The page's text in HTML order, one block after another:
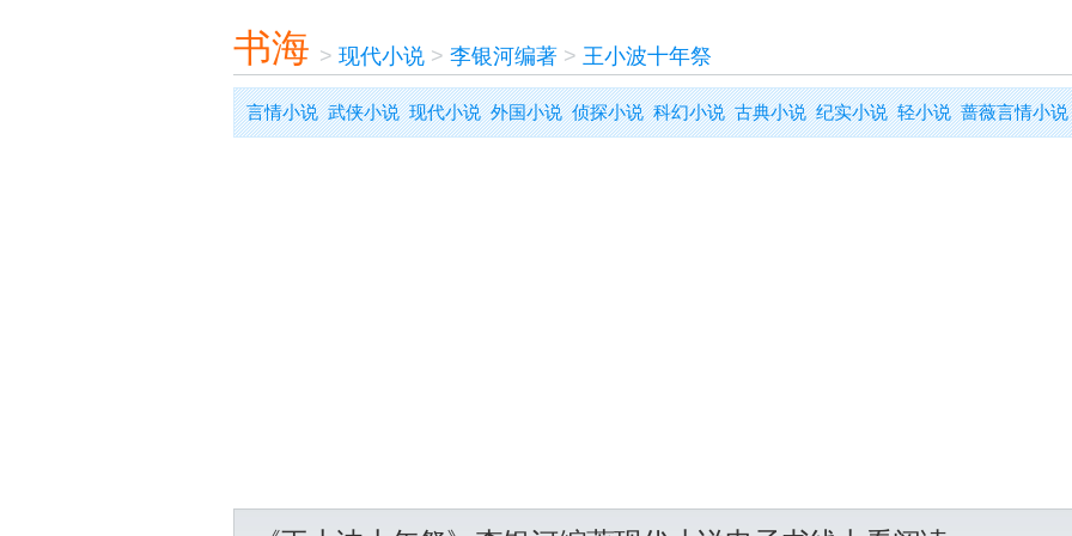
书海 > 现代小说> 李银河编著> 王小波十年祭
言情小说 武侠小说 现代小说 外国小说 侦探小说 科幻小说 古典小说 纪实小说 轻小说 蔷薇言情小说